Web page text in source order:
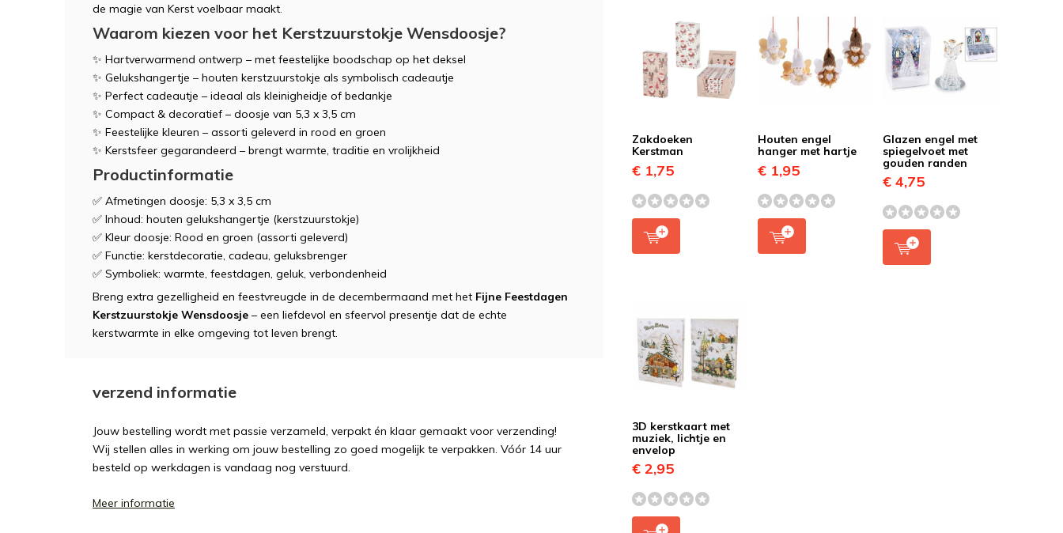
de magie van Kerst voelbaar maakt.
Waarom kiezen voor het Kerstzuurstokje Wensdoosje?
✨ Hartverwarmend ontwerp – met feestelijke boodschap op het deksel
✨ Gelukshangertje – houten kerstzuurstokje als symbolisch cadeautje
✨ Perfect cadeautje – ideaal als kleinigheidje of bedankje
✨ Compact & decoratief – doosje van 5,3 x 3,5 cm
✨ Feestelijke kleuren – assorti geleverd in rood en groen
✨ Kerstsfeer gegarandeerd – brengt warmte, traditie en vrolijkheid
Productinformatie
✅ Afmetingen doosje: 5,3 x 3,5 cm
✅ Inhoud: houten gelukshangertje (kerstzuurstokje)
✅ Kleur doosje: Rood en groen (assorti geleverd)
✅ Functie: kerstdecoratie, cadeau, geluksbrenger
✅ Symboliek: warmte, feestdagen, geluk, verbondenheid
Breng extra gezelligheid en feestvreugde in de decembermaand met het Fijne Feestdagen
Kerstzuurstokje Wensdoosje – een liefdevol en sfeervol presentje dat de echte
kerstwarmte in elke omgeving tot leven brengt.
verzend informatie
Jouw bestelling wordt met passie verzameld, verpakt én klaar gemaakt voor verzending!
Wij stellen alles in werking om jouw bestelling zo goed mogelijk te verpakken. Vóór 14 uur
besteld op werkdagen is vandaag nog verstuurd.
Meer informatie
Zakdoeken
Kerstman
€ 1,75
Houten engel
hanger met hartje
€ 1,95
Glazen engel met
spiegelvoet met
gouden randen
€ 4,75
3D kerstkaart met
muziek, lichtje en
envelop
€ 2,95